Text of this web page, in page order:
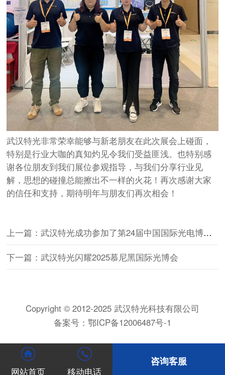
武汉特光非常荣幸能够与新老朋友在此次展会上碰面，
特别是行业大咖的真知灼见令我们受益匪浅。也特别感
谢各位朋友到我们展位参观指导，与我们分享行业见
解，思想的碰撞总能擦出不一样的火花！再次感谢大家
的信任和支持，期待明年与朋友们再次相会！
上一篇：武汉特光成功参加了第24届中国国际光电博览会CIOE
下一篇：武汉特光闪耀2025慕尼黑国际光博会
Copyright © 2012-2025 武汉特光科技有限公司
备案号： 鄂ICP备12006487号-1
网站首页 移动电话
咨询客服